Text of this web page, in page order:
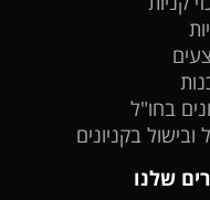
בחו"ל
ובישול בקניונים
שלנו